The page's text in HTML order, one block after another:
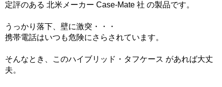
定評のある 北米メーカー Case-Mate 社 の製品です。
うっかり落下、壁に激突・・・
携帯電話はいつも危険にさらされています。
そんなとき、このハイブリッド・タフケース があれば大丈
夫。